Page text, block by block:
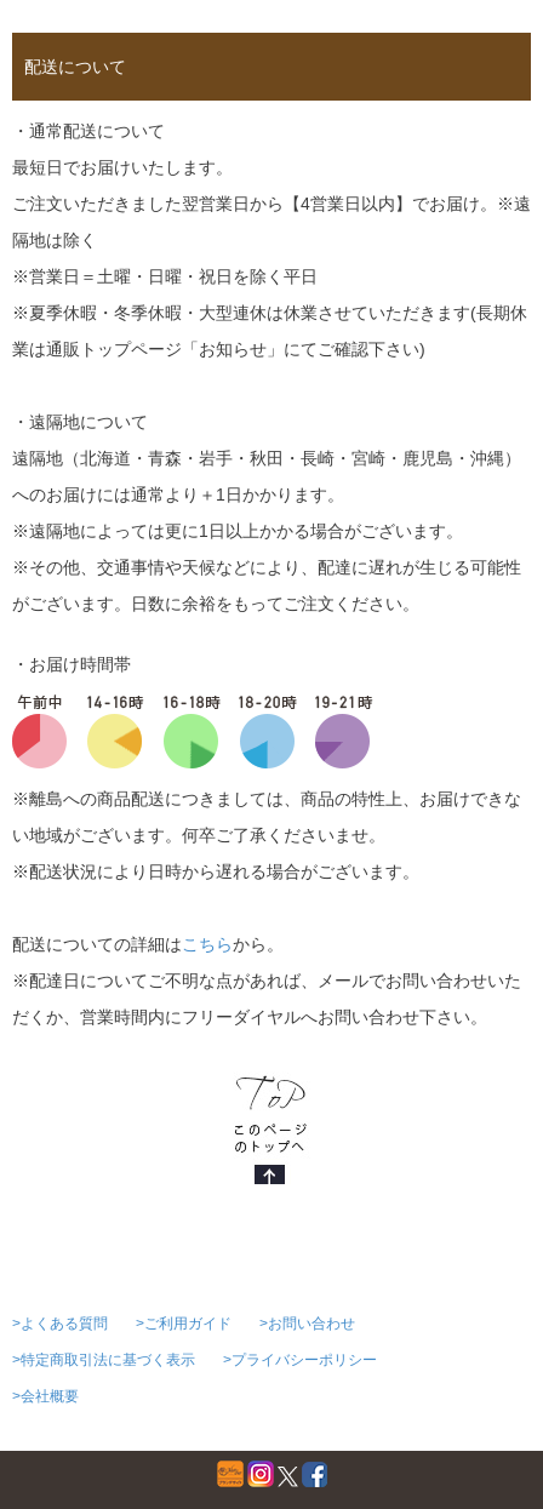
配送について
・通常配送について
最短日でお届けいたします。
ご注文いただきました翌営業日から【4営業日以内】でお届け。※遠
隔地は除く
※営業日＝土曜・日曜・祝日を除く平日
※夏季休暇・冬季休暇・大型連休は休業させていただきます(長期休
業は通販トップページ「お知らせ」にてご確認下さい)
・遠隔地について
遠隔地（北海道・青森・岩手・秋田・長崎・宮崎・鹿児島・沖縄）
へのお届けには通常より＋1日かかります。
※遠隔地によっては更に1日以上かかる場合がございます。
※その他、交通事情や天候などにより、配達に遅れが生じる可能性
がございます。日数に余裕をもってご注文ください。
・お届け時間帯
※離島への商品配送につきましては、商品の特性上、お届けできな
い地域がございます。何卒ご了承くださいませ。
※配送状況により日時から遅れる場合がございます。
配送についての詳細はこちらから。
※配達日についてご不明な点があれば、メールでお問い合わせいた
だくか、営業時間内にフリーダイヤルへお問い合わせ下さい。
>よくある質問 >ご利用ガイド >お問い合わせ
>特定商取引法に基づく表示 >プライバシーポリシー
>会社概要